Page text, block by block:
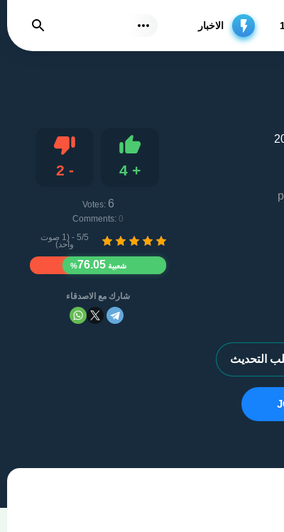
الاخبار نتائج بحث
+
4
-
2
DislikeVotes: 6
Comments: 0
5/5 - (1 صوت
واحد)
شعبية76.05
%
التحديث